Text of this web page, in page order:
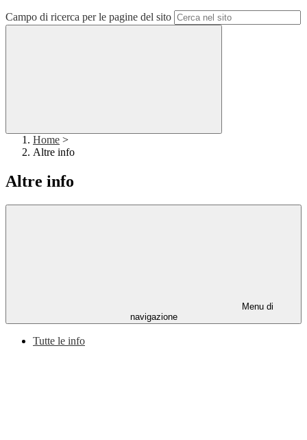
Campo di ricerca per le pagine del sito
Home >
Altre info
Altre info
Menu di
navigazione
Tutte le info